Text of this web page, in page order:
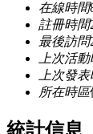
在線時間
註冊時間
最後訪問
上次活
上次發
所在時區